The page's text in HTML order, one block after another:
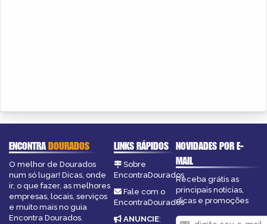
ENCONTRADOURADOS
O melhor de Dourados
num só lugar! Dicas, onde
ir, o que fazer, as melhores
empresas, locais, serviços
e muito mais no guia
Encontra Dourados.
LINKS RÁPIDOS
Sobre
EncontraDourados
Fale com o
EncontraDourados
ANUNCIE:
NOVIDADES POR E-
MAIL
Receba grátis as
principais notícias,
dicas e promoções